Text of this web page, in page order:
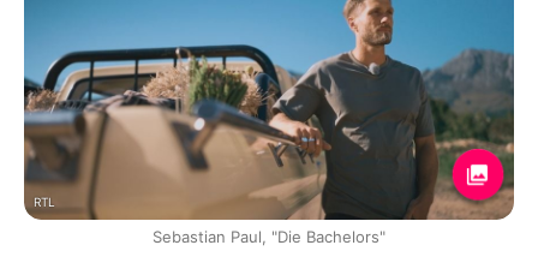
RTL
Sebastian Paul, "Die Bachelors"